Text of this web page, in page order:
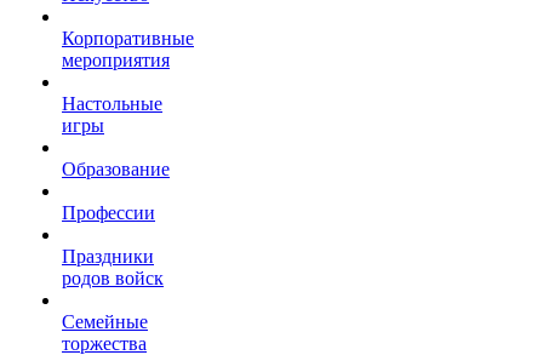
Корпоративные
мероприятия
Настольные
игры
Образование
Профессии
Праздники
родов войск
Семейные
торжества